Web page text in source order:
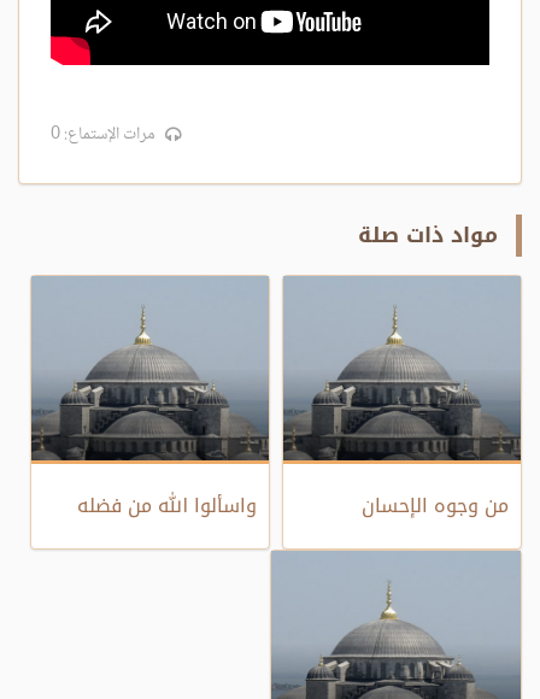
مرات الإستماع: 0
مواد ذات صلة
من وجوه الإحسان واسألوا الله من فضله